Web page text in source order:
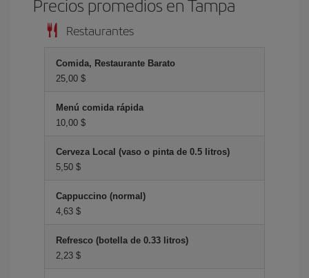
Restaurantes
Comida, Restaurante Barato
25,00 $
Menú comida rápida
10,00 $
Cerveza Local (vaso o pinta de 0.5 litros)
5,50 $
Cappuccino (normal)
4,63 $
Refresco (botella de 0.33 litros)
2,23 $